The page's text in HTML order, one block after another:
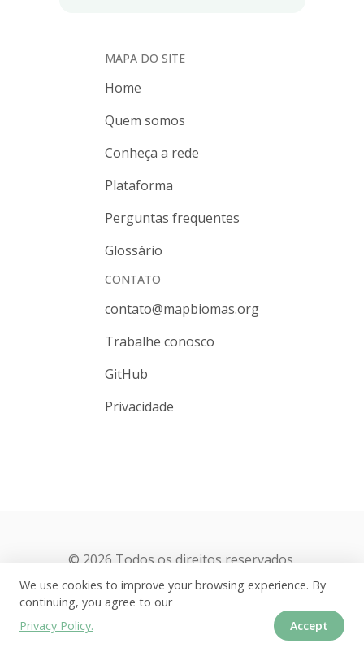
MAPA DO SITE
Home
Quem somos
Conheça a rede
Plataforma
Perguntas frequentes
Glossário
CONTATO
contato@mapbiomas.org
Trabalhe conosco
GitHub
Privacidade
© 2026 Todos os direitos reservados.
We use cookies to improve your browsing experience. By
continuing, you agree to our
Privacy Policy.
Accept